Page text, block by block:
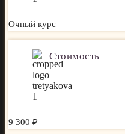
Очный курс
Стоимость
9 300 ₽